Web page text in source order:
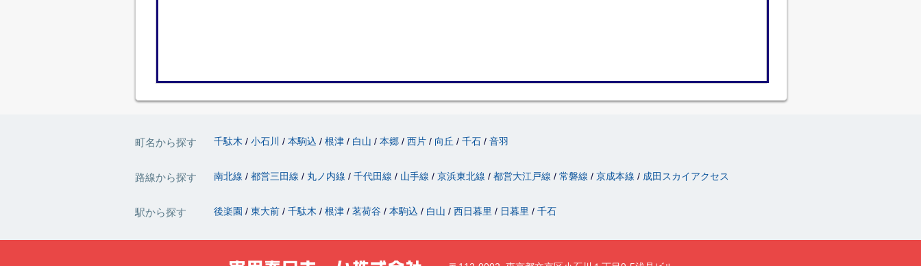
町名から探す 千駄木 小石川 本駒込 根津 白山 本郷 西片 向丘 千石 音羽
路線から探す 南北線 都営三田線 丸ノ内線 千代田線 山手線 京浜東北線 都営大江戸線 常磐線 京成本線 成田スカイアクセス
駅から探す 後楽園 東大前 千駄木 根津 茗荷谷 本駒込 白山 西日暮里 日暮里 千石